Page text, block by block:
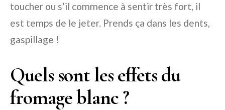
toucher ou s’il commence à sentir très fort, il
est temps de le jeter. Prends ça dans les dents,
gaspillage !
Quels sont les effets du
fromage blanc ?